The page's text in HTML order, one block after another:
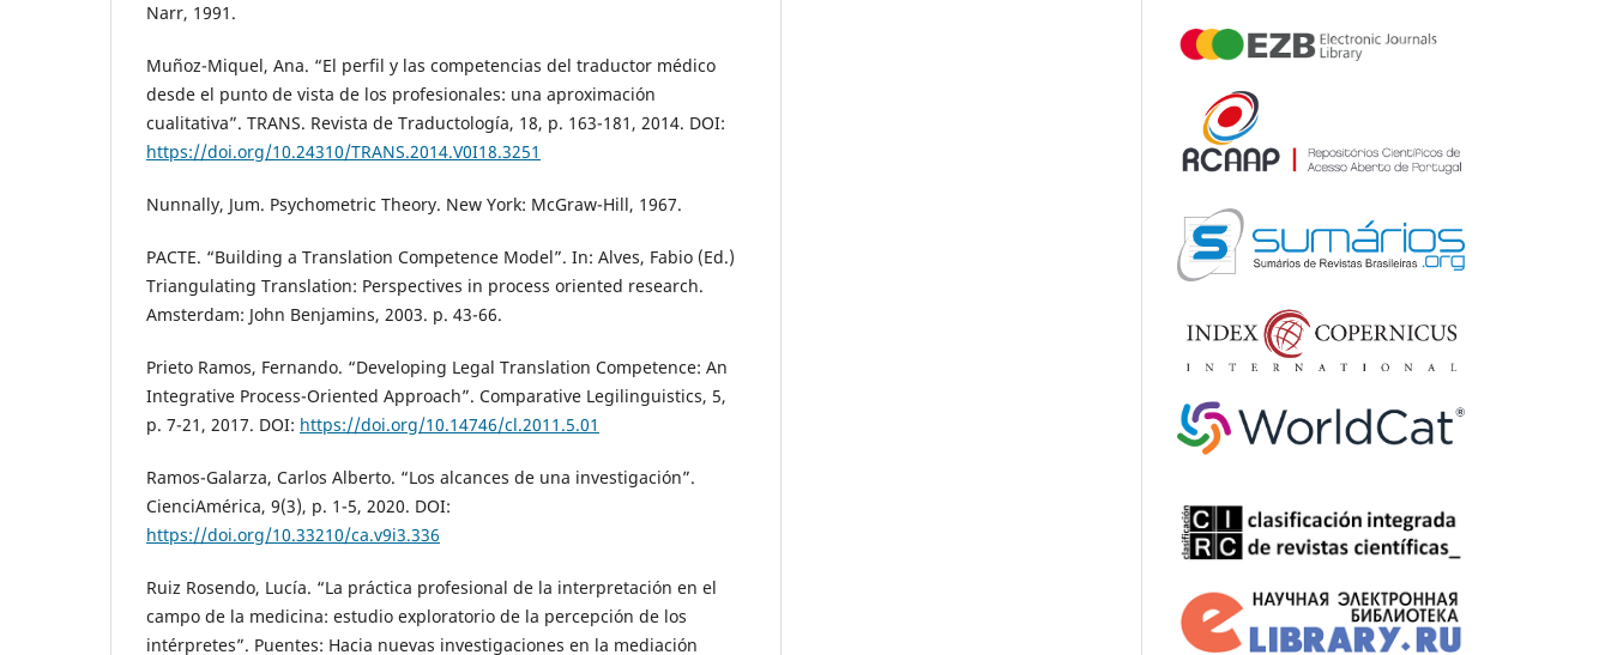
Narr, 1991.
Muñoz-Miquel, Ana. “El perfil y las competencias del traductor médico
desde el punto de vista de los profesionales: una aproximación
cualitativa”. TRANS. Revista de Traductología, 18, p. 163-181, 2014. DOI:
https://doi.org/10.24310/TRANS.2014.V0I18.3251
Nunnally, Jum. Psychometric Theory. New York: McGraw-Hill, 1967.
PACTE. “Building a Translation Competence Model”. In: Alves, Fabio (Ed.)
Triangulating Translation: Perspectives in process oriented research.
Amsterdam: John Benjamins, 2003. p. 43-66.
Prieto Ramos, Fernando. “Developing Legal Translation Competence: An
Integrative Process-Oriented Approach”. Comparative Legilinguistics, 5,
p. 7-21, 2017. DOI: https://doi.org/10.14746/cl.2011.5.01
Ramos-Galarza, Carlos Alberto. “Los alcances de una investigación”.
CienciAmérica, 9(3), p. 1-5, 2020. DOI:
https://doi.org/10.33210/ca.v9i3.336
Ruiz Rosendo, Lucía. “La práctica profesional de la interpretación en el
campo de la medicina: estudio exploratorio de la percepción de los
intérpretes”. Puentes: Hacia nuevas investigaciones en la mediación